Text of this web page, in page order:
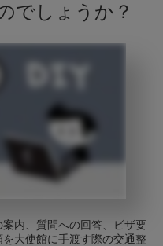
でしょうか？
内、質問への回答、ビザ要
大使館に手渡す際の交通整